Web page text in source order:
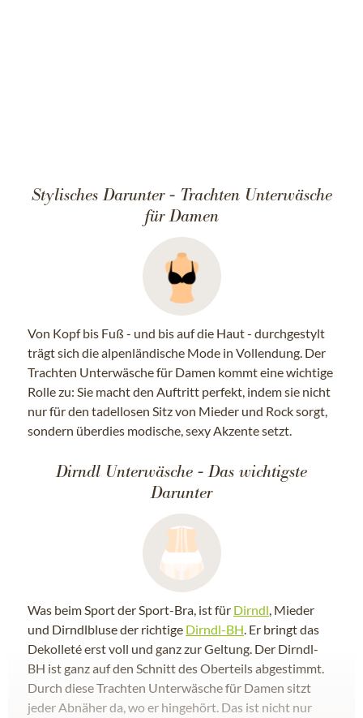
Stylisches Darunter - Trachten Unterwäsche
für Damen
Von Kopf bis Fuß - und bis auf die Haut - durchgestylt
trägt sich die alpenländische Mode in Vollendung. Der
Trachten Unterwäsche für Damen kommt eine wichtige
Rolle zu: Sie macht den Auftritt perfekt, indem sie nicht
nur für den tadellosen Sitz von Mieder und Rock sorgt,
sondern überdies modische, sexy Akzente setzt.
Dirndl Unterwäsche - Das wichtigste
Darunter
Was beim Sport der Sport-Bra, ist für Dirndl , Mieder
und Dirndlbluse der richtige Dirndl-BH . Er bringt das
Dekolleté erst voll und ganz zur Geltung. Der Dirndl-
BH ist ganz auf den Schnitt des Oberteils abgestimmt.
Durch diese Trachten Unterwäsche für Damen sitzt
jeder Abnäher da, wo er hingehört. Das ist nicht nur